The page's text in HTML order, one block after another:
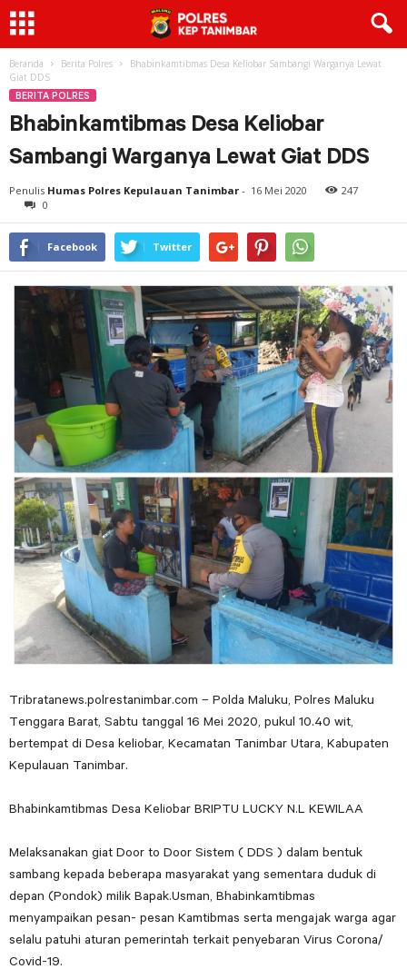
Beranda Berita Polres
Bhabinkamtibmas Desa Keliobar Sambangi Warganya Lewat
Giat DDS
BERITA POLRES
Bhabinkamtibmas Desa Keliobar
Sambangi Warganya Lewat Giat DDS
Penulis Humas Polres Kepulauan Tanimbar - 16 Mei 2020
247
0
Facebook Twitter
Tribratanews.polrestanimbar.com – Polda Maluku, Polres Maluku
Tenggara Barat, Sabtu tanggal 16 Mei 2020, pukul 10.40 wit,
bertempat di Desa keliobar, Kecamatan Tanimbar Utara, Kabupaten
Kepulauan Tanimbar.
Bhabinkamtibmas Desa Keliobar BRIPTU LUCKY N.L KEWILAA
Melaksanakan giat Door to Door Sistem ( DDS ) dalam bentuk
sambang kepada beberapa masyarakat yang sementara duduk di
depan (Pondok) milik Bapak.Usman, Bhabinkamtibmas
menyampaikan pesan- pesan Kamtibmas serta mengajak warga agar
selalu patuhi aturan pemerintah terkait penyebaran Virus Corona/
Covid-19.